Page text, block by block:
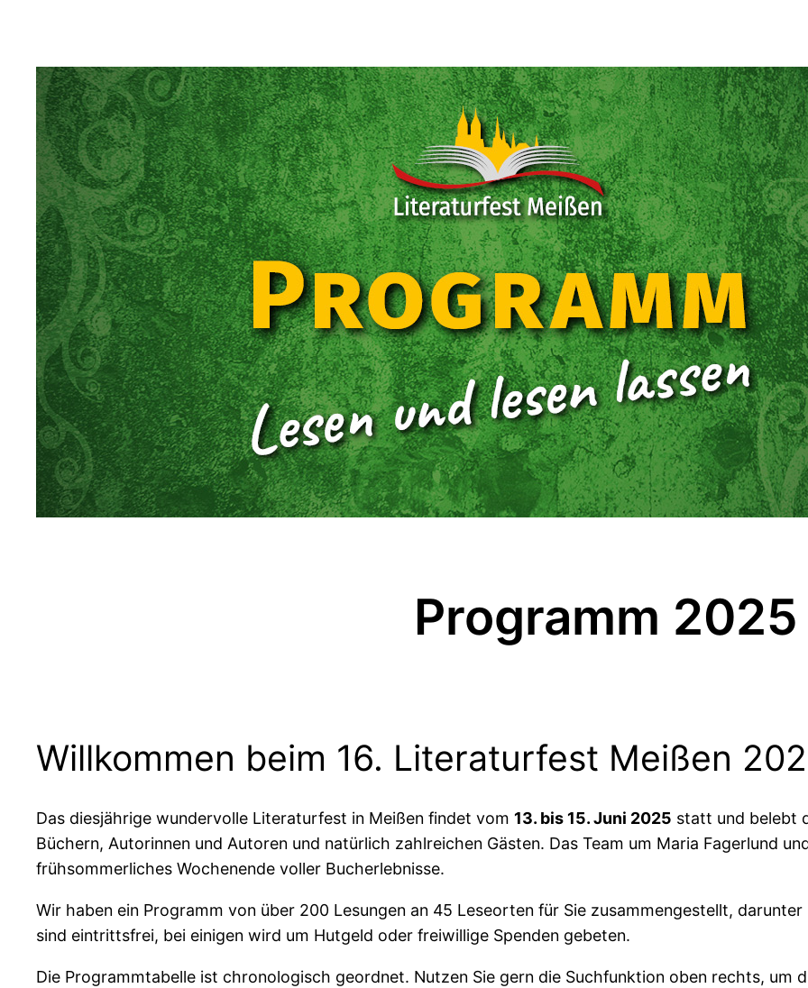
Programm 2025
Willkommen beim 16. Literaturfest Meißen
Das diesjährige wundervolle Literaturfest in Meißen findet vom 13. bis 15. Juni 2025 statt und belebt
Büchern, Autorinnen und Autoren und natürlich zahlreichen Gästen. Das Team um Maria Fagerlund
frühsommerliches Wochenende voller Bucherlebnisse.
Wir haben ein Programm von über 200 Lesungen an 45 Leseorten für Sie zusammengestellt,
sind eintrittsfrei, bei einigen wird um Hutgeld oder freiwillige Spenden gebeten.
Die Programmtabelle ist chronologisch geordnet. Nutzen Sie gern die Suchfunktion oben rechts, um